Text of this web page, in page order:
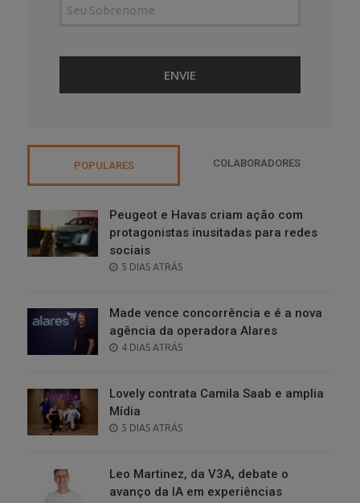
POPULARES COLABORADORES
Peugeot e Havas criam ação com
protagonistas inusitadas para redes
sociais
POSTED
5 DIAS ATRÁS
Made vence concorrência e é a nova
agência da operadora Alares
POSTED
4 DIAS ATRÁS
Lovely contrata Camila Saab e amplia
Mídia
POSTED
5 DIAS ATRÁS
Leo Martinez, da V3A, debate o
avanço da IA em experiências